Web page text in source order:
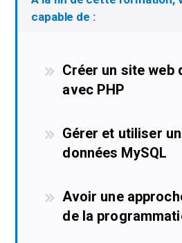
capable de :
Créer un site web
avec PHP
Gérer et utiliser
données MySQL
Avoir une
de la